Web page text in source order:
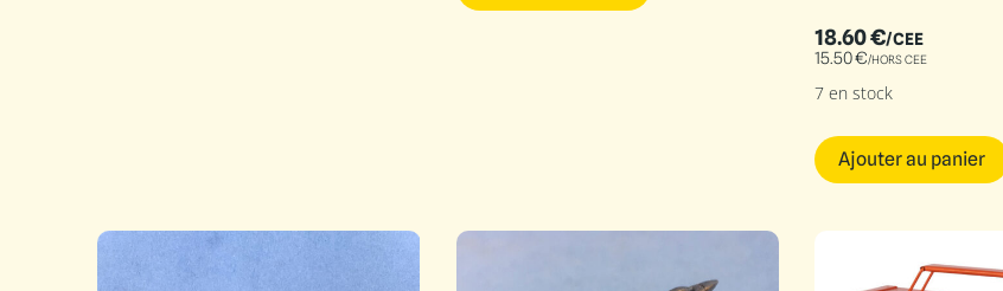
18.60€/CEE
15.50€/HORS CEE
7 en stock
Ajouter au panier